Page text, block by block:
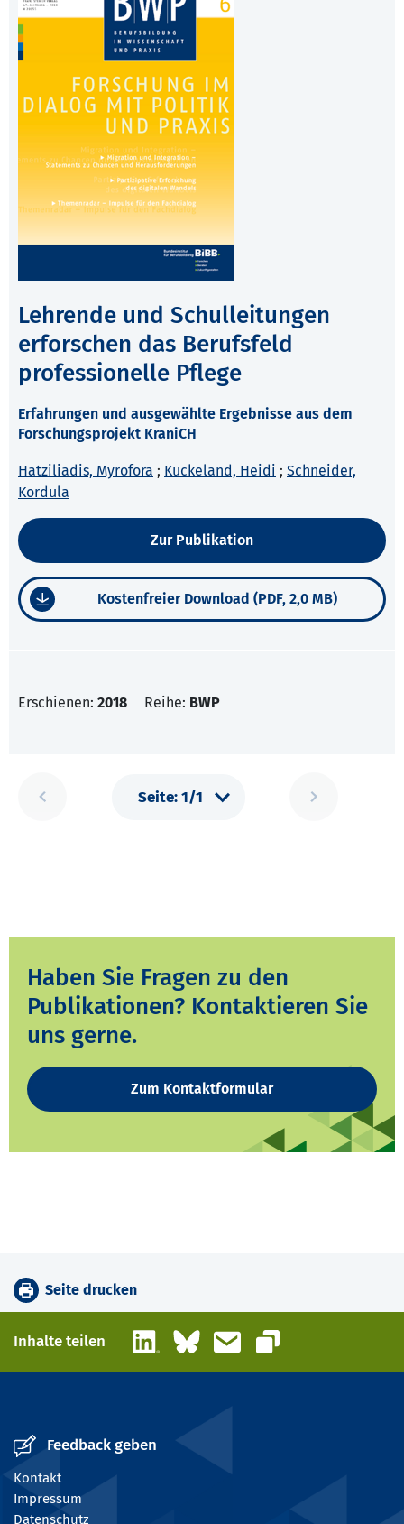
Lehrende und Schulleitungen
erforschen das Berufsfeld
professionelle Pflege
Erfahrungen und ausgewählte Ergebnisse aus dem
Forschungsprojekt KraniCH
Hatziliadis, Myrofora ; Kuckeland, Heidi ; Schneider,
Kordula
Zur Publikation
Kostenfreier Download (PDF, 2,0 MB)
Erschienen: 2018 Reihe: BWP
Haben Sie Fragen zu den
Publikationen? Kontaktieren Sie
uns gerne.
Zum Kontaktformular
Seite drucken
Inhalte teilen LinkedInBlueskyE-Mail
Link kopieren
Feedback geben
Kontakt
Impressum
Datenschutz